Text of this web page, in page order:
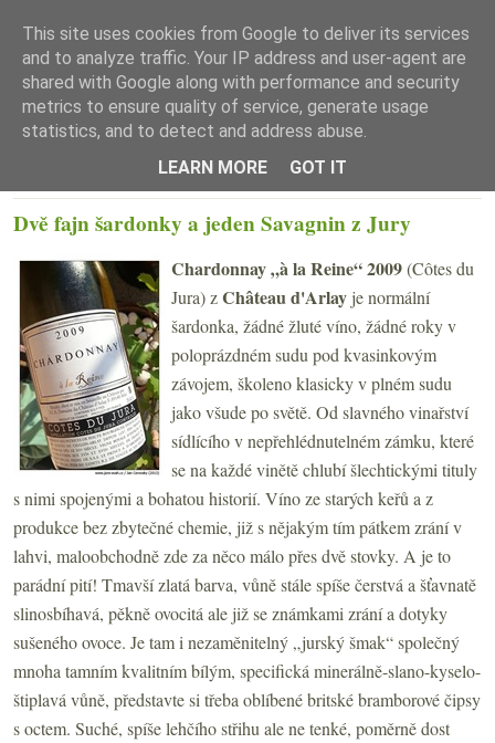
☰ Menu
Dvě fajn šardonky a jeden Savagnin z Jury
Chardonnay „à la Reine“ 2009(Côtes du
Jura)zChâteau d'Arlay je normální
šardonka, žádné žluté víno, žádné roky v
poloprázdném sudu pod kvasinkovým
závojem, školeno klasicky v plném sudu
jako všude po světě. Od slavného vinařství
sídlícího v nepřehlédnutelném zámku, které
se na každé vinětě chlubí šlechtickými tituly
s nimi spojenými a bohatou historií. Víno ze starých keřů a z
produkce bez zbytečné chemie, již s nějakým tím pátkem zrání v
lahvi, maloobchodně zde za něco málo přes dvě stovky. A je to
parádní pití! Tmavší zlatá barva, vůně stále spíše čerstvá a šťavnatě
slinosbíhavá, pěkně ovocitá ale již se známkami zrání a dotyky
sušeného ovoce. Je tam i nezaměnitelný „jurský šmak“ společný
mnoha tamním kvalitním bílým, specifická minerálně-slano-kyselo-
štiplavá vůně, představte si třeba oblíbené britské bramborové čipsy
s octem. Suché, spíše lehčího střihu ale ne tenké, poměrně dost
This site uses cookies from Google to deliver its services
and to analyze traffic. Your IP address and user-agent are
shared with Google along with performance and security
metrics to ensure quality of service, generate usage
statistics, and to detect and address abuse.
LEARN MORE
GOT IT